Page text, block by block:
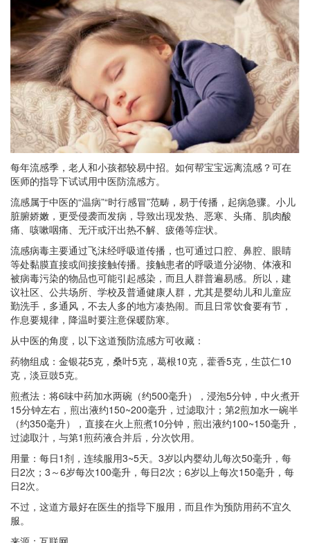
每年流感季，老人和小孩都较易中招。如何帮宝宝远离流感？可在
医师的指导下试试用中医防流感方。
流感属于中医的“温病”“时行感冒”范畴，易于传播，起病急骤。小儿
脏腑娇嫩，更受侵袭而发病，导致出现发热、恶寒、头痛、肌肉酸
痛、咳嗽咽痛、无汗或汗出热不解、疲倦等症状。
流感病毒主要通过飞沫经呼吸道传播，也可通过口腔、鼻腔、眼睛
等处黏膜直接或间接接触传播。接触患者的呼吸道分泌物、体液和
被病毒污染的物品也可能引起感染，而且人群普遍易感。所以，建
议社区、公共场所、学校及普通健康人群，尤其是婴幼儿和儿童应
勤洗手，多通风，不去人多的地方凑热闹。而且日常饮食要有节，
作息要规律，降温时要注意保暖防寒。
从中医的角度，以下这道预防流感方可收藏：
药物组成：金银花5克，桑叶5克，葛根10克，藿香5克，生苡仁10
克，淡豆豉5克。
煎煮法：将6味中药加水两碗（约500毫升），浸泡5分钟，中火煮开
15分钟左右，煎出液约150~200毫升，过滤取汁；第2煎加水一碗半
（约350毫升），直接在火上煎煮10分钟，煎出液约100~150毫升，
过滤取汁，与第1煎药液合并后，分次饮用。
用量：每日1剂，连续服用3~5天。3岁以内婴幼儿每次50毫升，每
日2次；3～6岁每次100毫升，每日2次；6岁以上每次150毫升，每
日2次。
不过，这道方最好在医生的指导下服用，而且作为预防用药不宜久
服。